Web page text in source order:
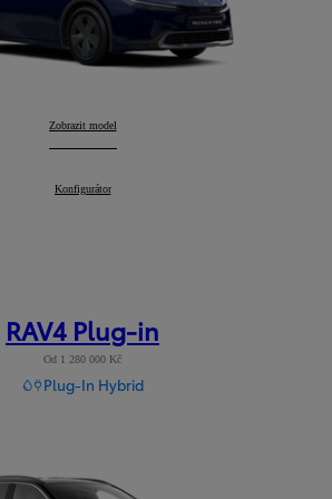
Prius Plug-in Hybrid
Zobrazit model
Prius Plug-in Hybrid
Konfigurátor
RAV4 Plug-in
Od 1 280 000 Kč
Plug-In Hybrid